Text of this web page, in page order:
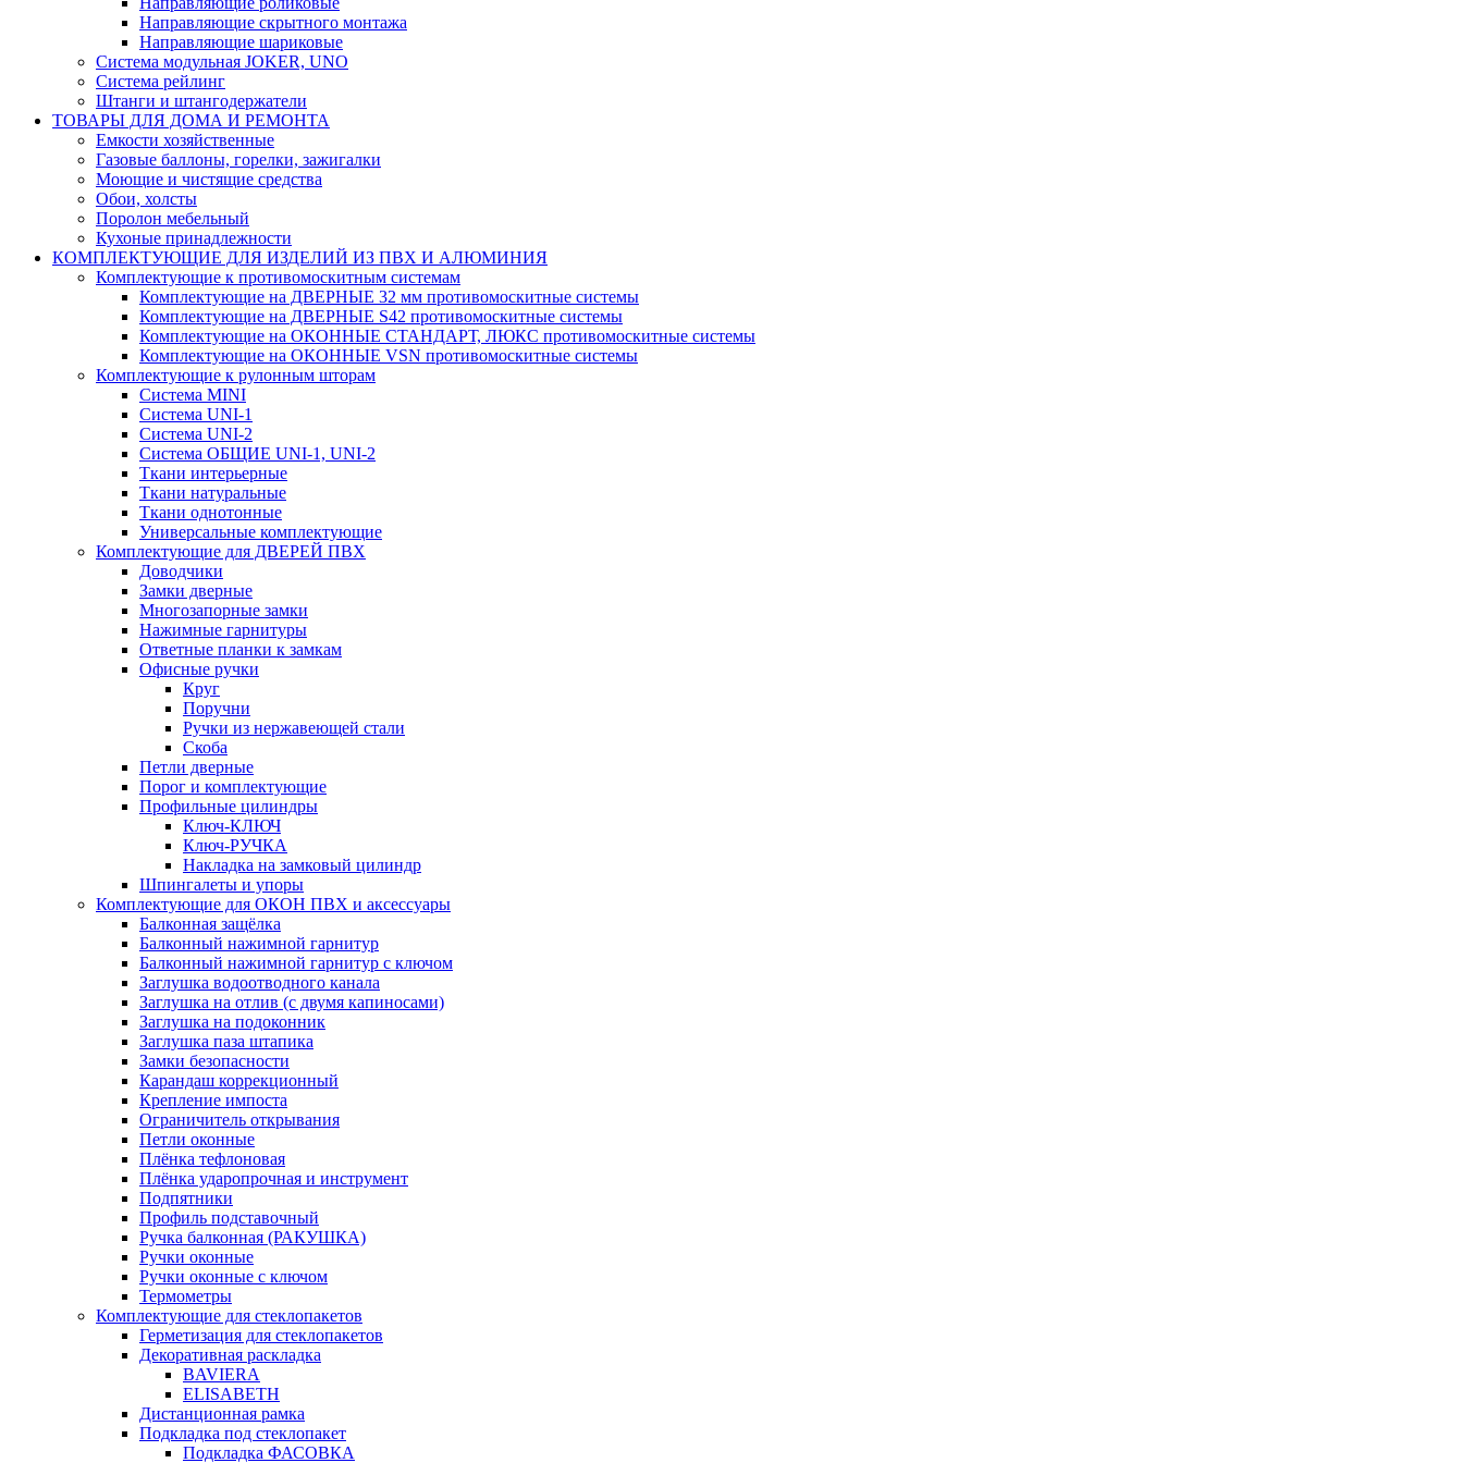
Направляющие скрытного монтажа
Направляющие шариковые
Система модульная JOKER, UNO
Система рейлинг
Штанги и штангодержатели
ТОВАРЫ ДЛЯ ДОМА И РЕМОНТА
Емкости хозяйственные
Газовые баллоны, горелки, зажигалки
Моющие и чистящие средства
Обои, холсты
Поролон мебельный
Кухоные принадлежности
КОМПЛЕКТУЮЩИЕ ДЛЯ ИЗДЕЛИЙ ИЗ ПВХ И АЛЮМИНИЯ
Комплектующие к противомоскитным системам
Комплектующие на ДВЕРНЫЕ 32 мм противомоскитные системы
Комплектующие на ДВЕРНЫЕ S42 противомоскитные системы
Комплектующие на ОКОННЫЕ СТАНДАРТ, ЛЮКС противомоскитные системы
Комплектующие на ОКОННЫЕ VSN противомоскитные системы
Комплектующие к рулонным шторам
Система MINI
Система UNI-1
Система UNI-2
Система ОБЩИЕ UNI-1, UNI-2
Ткани интерьерные
Ткани натуральные
Ткани однотонные
Универсальные комплектующие
Комплектующие для ДВЕРЕЙ ПВХ
Доводчики
Замки дверные
Многозапорные замки
Нажимные гарнитуры
Ответные планки к замкам
Офисные ручки
Круг
Поручни
Ручки из нержавеющей стали
Скоба
Петли дверные
Порог и комплектующие
Профильные цилиндры
Ключ-КЛЮЧ
Ключ-РУЧКА
Накладка на замковый цилиндр
Шпингалеты и упоры
Комплектующие для ОКОН ПВХ и аксессуары
Балконная защёлка
Балконный нажимной гарнитур
Балконный нажимной гарнитур с ключом
Заглушка водоотводного канала
Заглушка на отлив (с двумя капиносами)
Заглушка на подоконник
Заглушка паза штапика
Замки безопасности
Карандаш коррекционный
Крепление импоста
Ограничитель открывания
Петли оконные
Плёнка тефлоновая
Плёнка ударопрочная и инструмент
Подпятники
Профиль подставочный
Ручка балконная (РАКУШКА)
Ручки оконные
Ручки оконные с ключом
Термометры
Комплектующие для стеклопакетов
Герметизация для стеклопакетов
Декоративная раскладка
BAVIERA
ELISABETH
Дистанционная рамка
Подкладка под стеклопакет
Подкладка ФАСОВКА